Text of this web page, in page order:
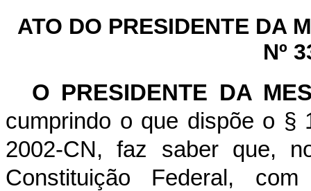
ATO DO PRESIDENTE DA
Nº
O PRESIDENTE DA
cumprindo o que dispõe o §
2002-CN, faz saber que,
Constituição Federal,